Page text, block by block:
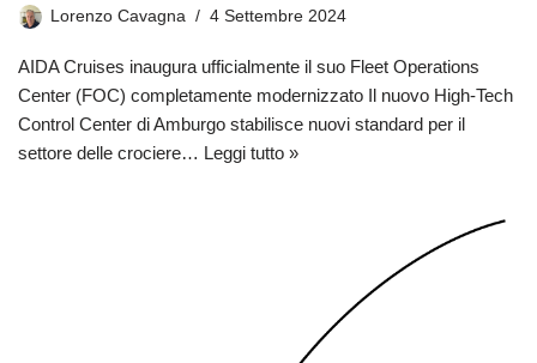
Lorenzo Cavagna 4 Settembre 2024
AIDA Cruises inaugura ufficialmente il suo Fleet Operations
Center (FOC) completamente modernizzato Il nuovo High-Tech
Control Center di Amburgo stabilisce nuovi standard per il
settore delle crociere… Leggi tutto »